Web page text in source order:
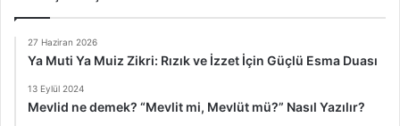
27 Haziran 2026
Ya Muti Ya Muiz Zikri: Rızık ve İzzet İçin Güçlü Esma Duası
13 Eylül 2024
Mevlid ne demek? “Mevlit mi, Mevlüt mü?” Nasıl Yazılır?